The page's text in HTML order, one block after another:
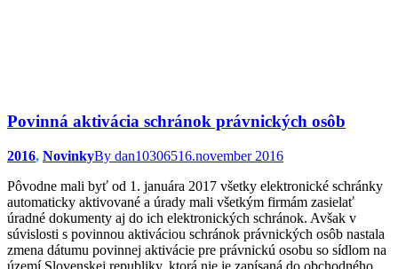
Povinná aktivácia schránok právnických osôb
2016, NovinkyBy dan10306516.november 2016
Pôvodne mali byť od 1. januára 2017 všetky elektronické schránky
automaticky aktivované a úrady mali všetkým firmám zasielať
úradné dokumenty aj do ich elektronických schránok. Avšak v
súvislosti s povinnou aktiváciou schránok právnických osôb nastala
zmena dátumu povinnej aktivácie pre právnickú osobu so sídlom na
území Slovenskej republiky, ktorá nie je zapísaná do obchodného